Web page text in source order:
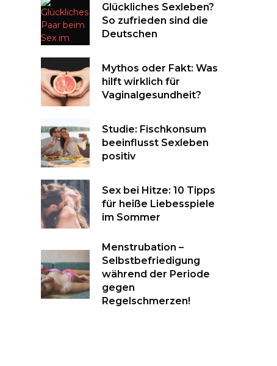
Glückliches Sexleben?
So zufrieden sind die
Deutschen
Mythos oder Fakt: Was
hilft wirklich für
Vaginalgesundheit?
Studie: Fischkonsum
beeinflusst Sexleben
positiv
Sex bei Hitze: 10 Tipps
für heiße Liebesspiele
im Sommer
Menstrubation –
Selbstbefriedigung
während der Periode
gegen
Regelschmerzen!